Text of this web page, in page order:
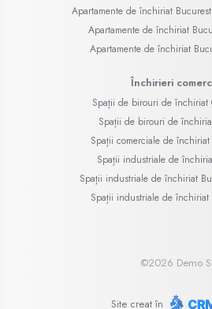
Apartamente de închiriat
Apartamente de închiriat
Apartamente de închiriat
Închirieri
Spații de birouri de închiriat
Spații de birouri de
Spații comerciale de
Spații industriale de
Spații industriale de închiriat
Spații industriale de închiriat
©2026 Demo
Site creat în